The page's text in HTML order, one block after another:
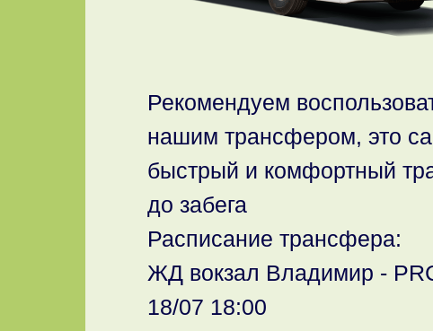
Рекомендуем
нашим трансфером, это
быстрый и комфортный
до забега
Расписание трансфера:
ЖД вокзал Владимир -
18/07 18:00